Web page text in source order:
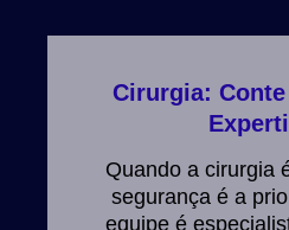
Cirurgia:
Quando a cirurgia
segurança é a
equipe é